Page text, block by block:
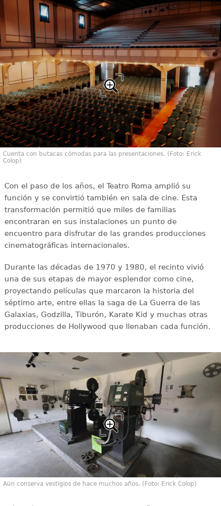
Cuenta con butacas cómodas para las presentaciones. (Foto: Erick
Colop)
Con el paso de los años, el Teatro Roma amplió su
función y se convirtió también en sala de cine. Esta
transformación permitió que miles de familias
encontraran en sus instalaciones un punto de
encuentro para disfrutar de las grandes producciones
cinematográficas internacionales.
Durante las décadas de 1970 y 1980, el recinto vivió
una de sus etapas de mayor esplendor como cine,
proyectando películas que marcaron la historia del
séptimo arte, entre ellas la saga de La Guerra de las
Galaxias, Godzilla, Tiburón, Karate Kid y muchas otras
producciones de Hollywood que llenaban cada función.
Aún conserva vestigios de hace muchos años. (Foto: Erick Colop)